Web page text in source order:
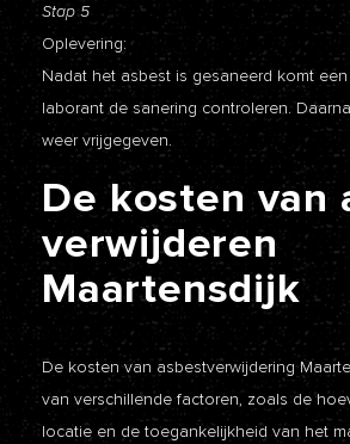
Stap 5
Oplevering:
Nadat het asbest is gesaneerd komt
laborant de sanering controleren.
weer vrijgegeven.
De kosten van
verwijderen
Maartensdijk
De kosten van asbestverwijdering
van verschillende factoren, zoals de
locatie en de toegankelijkheid van het